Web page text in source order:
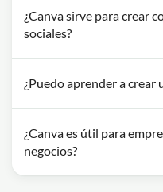
¿Canva sirve para crear
sociales?
¿Puedo aprender a crear
¿Canva es útil para
negocios?